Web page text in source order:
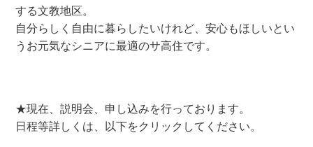
する文教地区。
自分らしく自由に暮らしたいけれど、安心もほしいとい
うお元気なシニアに最適のサ高住です。
★現在、説明会、申し込みを行っております。
日程等詳しくは、以下をクリックしてください。